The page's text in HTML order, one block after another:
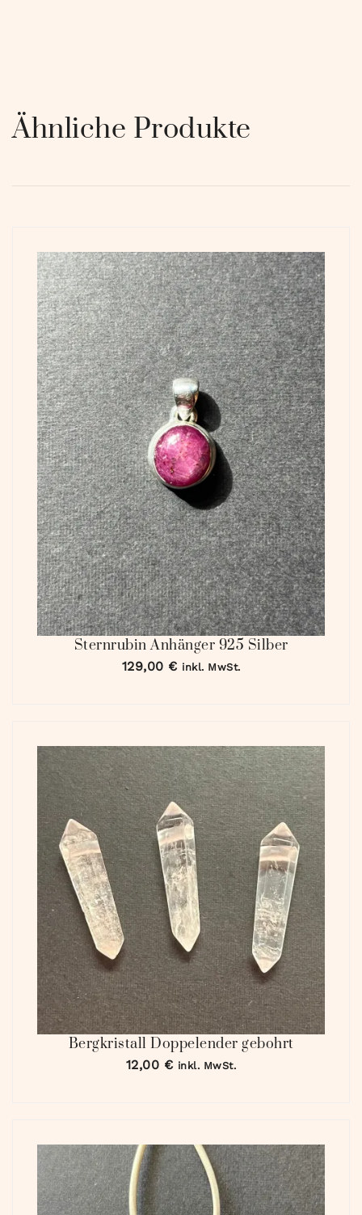
Ähnliche Produkte
Sternrubin Anhänger 925 Silber
129,00 € inkl. MwSt.
Bergkristall Doppelender gebohrt
12,00 € inkl. MwSt.